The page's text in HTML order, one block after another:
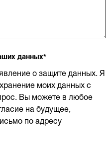
данных*
о защите данных. Я
моих данных с
Вы можете в любое
на будущее,
по адресу